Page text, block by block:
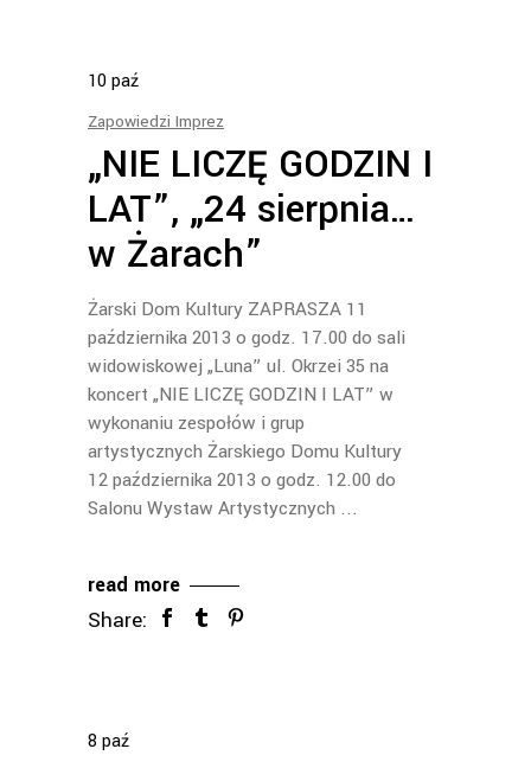
10paź
Zapowiedzi Imprez
„NIE LICZĘ GODZIN I
LAT”, „24 sierpnia…
w Żarach”
Żarski Dom Kultury ZAPRASZA 11
października 2013 o godz. 17.00 do sali
widowiskowej „Luna” ul. Okrzei 35 na
koncert „NIE LICZĘ GODZIN I LAT” w
wykonaniu zespołów i grup
artystycznych Żarskiego Domu Kultury
12 października 2013 o godz. 12.00 do
Salonu Wystaw Artystycznych
read more
Share:
8 paź